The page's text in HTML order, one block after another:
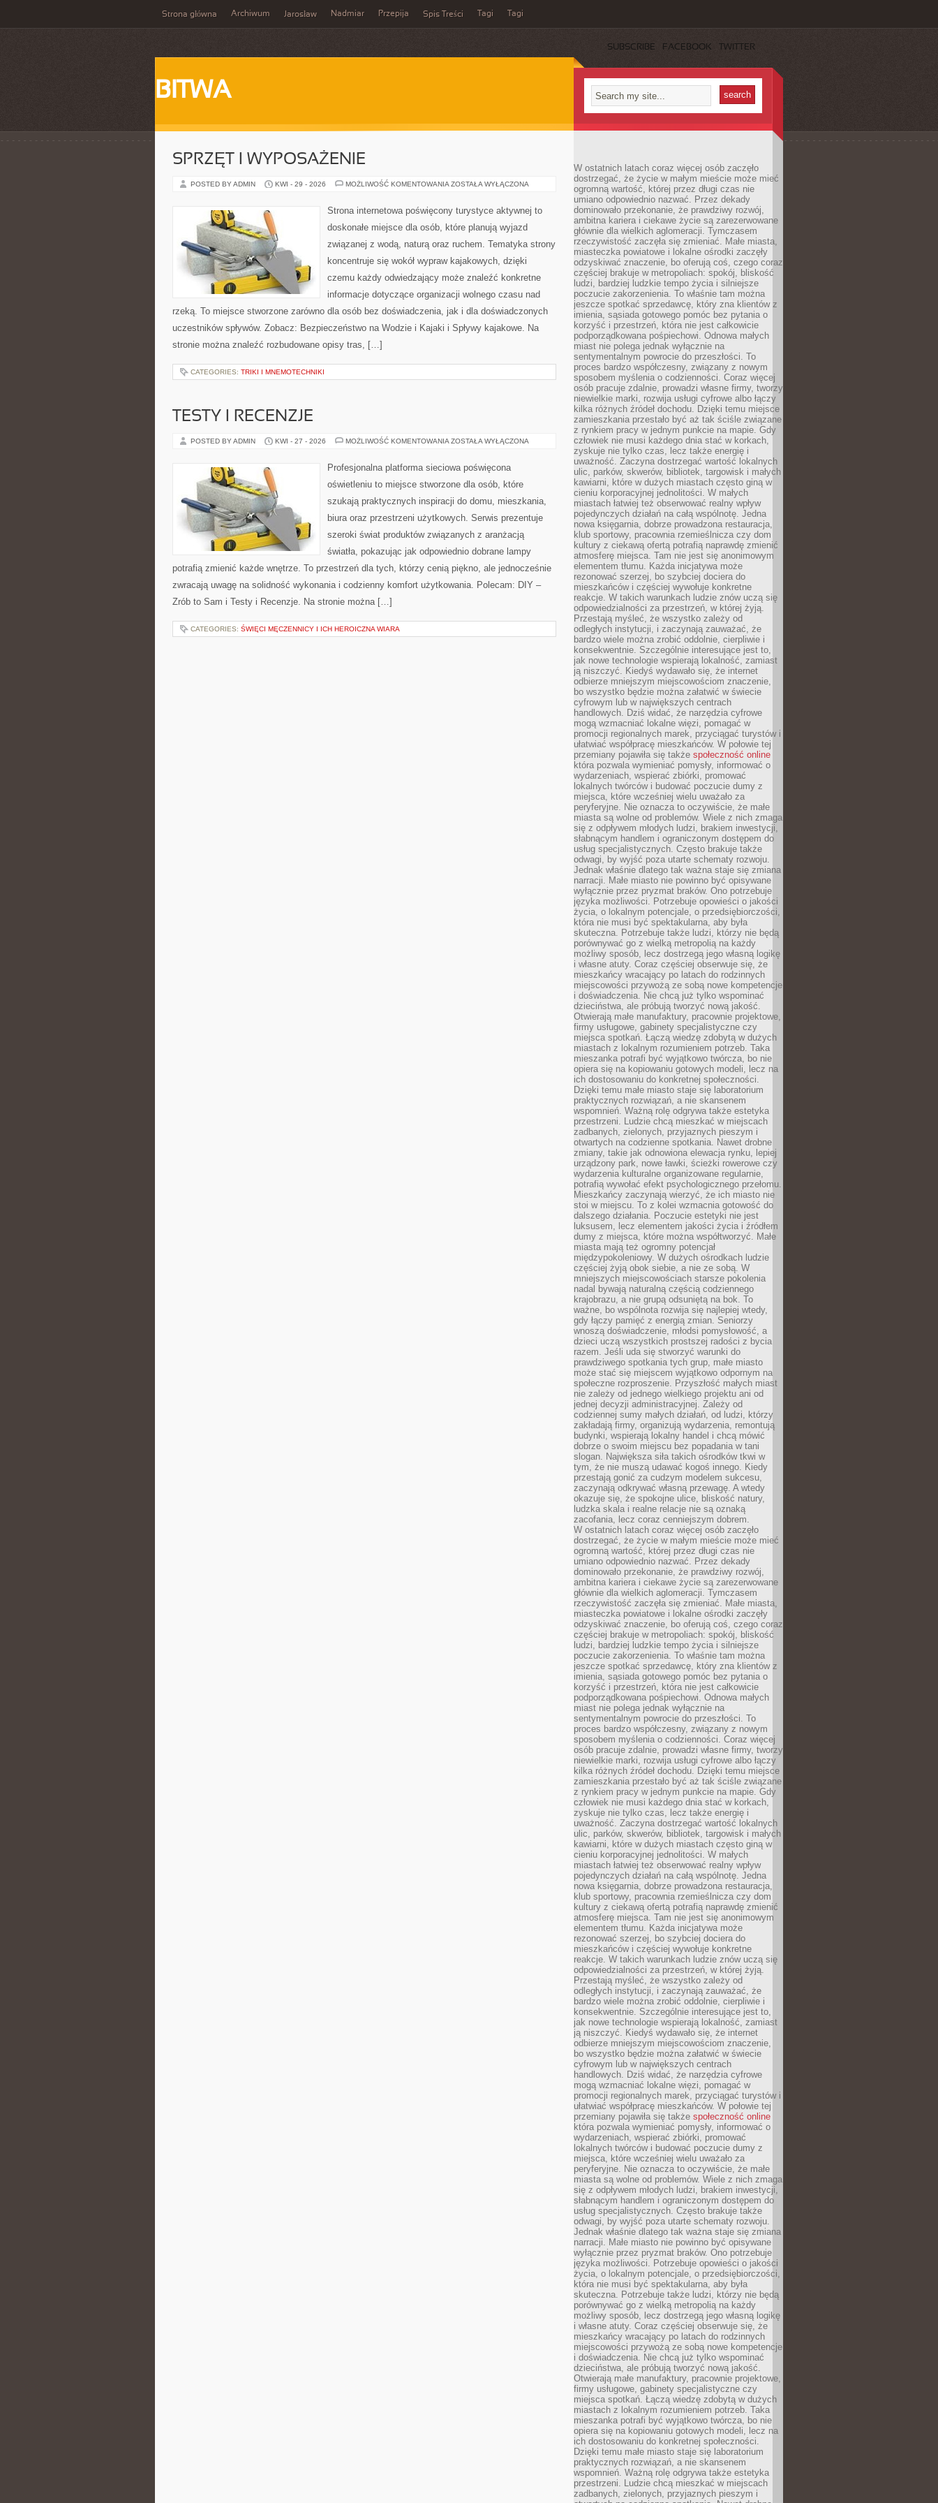
Strona główna Archiwum Jarosław Nadmiar Przepija Spis Treści Tagi Tagi
SUBSCRIBE FACEBOOK TWITTER
BITWA
SPRZĘT I WYPOSAŻENIE
POSTED BY ADMIN KWI - 29 - 2026 MOŻLIWOŚĆ KOMENTOWANIA SPRZĘT
ZOSTAŁA WYŁĄCZONA
Strona internetowa poświęcony turystyce aktywnej to
doskonałe miejsce dla osób, które planują wyjazd
związanej z wodą, naturą oraz ruchem. Tematyka strony
koncentruje się wokół wypraw kajakowych, dzięki
czemu każdy odwiedzający może znaleźć konkretne
informacje dotyczące organizacji wolnego czasu nad
rzeką. To miejsce stworzone zarówno dla osób bez doświadczenia, jak i dla doświadczonych
uczestników spływów. Zobacz: Bezpieczeństwo na Wodzie i Kajaki i Spływy kajakowe. Na
stronie można znaleźć rozbudowane opisy tras, […]
CATEGORIES: TRIKI I MNEMOTECHNIKI
TESTY I RECENZJE
POSTED BY ADMIN KWI - 27 - 2026 MOŻLIWOŚĆ KOMENTOWANIA TESTY
ZOSTAŁA WYŁĄCZONA
Profesjonalna platforma sieciowa poświęcona
oświetleniu to miejsce stworzone dla osób, które
szukają praktycznych inspiracji do domu, mieszkania,
biura oraz przestrzeni użytkowych. Serwis prezentuje
szeroki świat produktów związanych z aranżacją
światła, pokazując jak odpowiednio dobrane lampy
potrafią zmienić każde wnętrze. To przestrzeń dla tych, którzy cenią piękno, ale jednocześnie
zwracają uwagę na solidność wykonania i codzienny komfort użytkowania. Polecam: DIY –
Zrób to Sam i Testy i Recenzje. Na stronie można […]
CATEGORIES: ŚWIĘCI MĘCZENNICY I ICH HEROICZNA WIARA
W ostatnich latach coraz więcej osób zaczęło
dostrzegać, że życie w małym mieście może mieć
ogromną wartość, której przez długi czas nie
umiano odpowiednio nazwać. Przez dekady
dominowało przekonanie, że prawdziwy rozwój,
ambitna kariera i ciekawe życie są zarezerwowane
głównie dla wielkich aglomeracji. Tymczasem
rzeczywistość zaczęła się zmieniać. Małe miasta,
miasteczka powiatowe i lokalne ośrodki zaczęły
odzyskiwać znaczenie, bo oferują coś, czego coraz
częściej brakuje w metropoliach: spokój, bliskość
ludzi, bardziej ludzkie tempo życia i silniejsze
poczucie zakorzenienia. To właśnie tam można
jeszcze spotkać sprzedawcę, który zna klientów z
imienia, sąsiada gotowego pomóc bez pytania o
korzyść i przestrzeń, która nie jest całkowicie
podporządkowana pośpiechowi. Odnowa małych
miast nie polega jednak wyłącznie na
sentymentalnym powrocie do przeszłości. To
proces bardzo współczesny, związany z nowym
sposobem myślenia o codzienności. Coraz więcej
osób pracuje zdalnie, prowadzi własne firmy, tworzy
niewielkie marki, rozwija usługi cyfrowe albo łączy
kilka różnych źródeł dochodu. Dzięki temu miejsce
zamieszkania przestało być aż tak ściśle związane
z rynkiem pracy w jednym punkcie na mapie. Gdy
człowiek nie musi każdego dnia stać w korkach,
zyskuje nie tylko czas, lecz także energię i
uważność. Zaczyna dostrzegać wartość lokalnych
ulic, parków, skwerów, bibliotek, targowisk i małych
kawiarni, które w dużych miastach często giną w
cieniu korporacyjnej jednolitości. W małych
miastach łatwiej też obserwować realny wpływ
pojedynczych działań na całą wspólnotę. Jedna
nowa księgarnia, dobrze prowadzona restauracja,
klub sportowy, pracownia rzemieślnicza czy dom
kultury z ciekawą ofertą potrafią naprawdę zmienić
atmosferę miejsca. Tam nie jest się anonimowym
elementem tłumu. Każda inicjatywa może
rezonować szerzej, bo szybciej dociera do
mieszkańców i częściej wywołuje konkretne
reakcje. W takich warunkach ludzie znów uczą się
odpowiedzialności za przestrzeń, w której żyją.
Przestają myśleć, że wszystko zależy od
odległych instytucji, i zaczynają zauważać, że
bardzo wiele można zrobić oddolnie, cierpliwie i
konsekwentnie. Szczególnie interesujące jest to,
jak nowe technologie wspierają lokalność, zamiast
ją niszczyć. Kiedyś wydawało się, że internet
odbierze mniejszym miejscowościom znaczenie,
bo wszystko będzie można załatwić w świecie
cyfrowym lub w największych centrach
handlowych. Dziś widać, że narzędzia cyfrowe
mogą wzmacniać lokalne więzi, pomagać w
promocji regionalnych marek, przyciągać turystów i
ułatwiać współpracę mieszkańców. W połowie tej
przemiany pojawiła się także społeczność online
która pozwala wymieniać pomysły, informować o
wydarzeniach, wspierać zbiórki, promować
lokalnych twórców i budować poczucie dumy z
miejsca, które wcześniej wielu uważało za
peryferyjne. Nie oznacza to oczywiście, że małe
miasta są wolne od problemów. Wiele z nich zmaga
się z odpływem młodych ludzi, brakiem inwestycji,
słabnącym handlem i ograniczonym dostępem do
usług specjalistycznych. Często brakuje także
odwagi, by wyjść poza utarte schematy rozwoju.
Jednak właśnie dlatego tak ważna staje się zmiana
narracji. Małe miasto nie powinno być opisywane
wyłącznie przez pryzmat braków. Ono potrzebuje
języka możliwości. Potrzebuje opowieści o jakości
życia, o lokalnym potencjale, o przedsiębiorczości,
która nie musi być spektakularna, aby była
skuteczna. Potrzebuje także ludzi, którzy nie będą
porównywać go z wielką metropolią na każdy
możliwy sposób, lecz dostrzegą jego własną logikę
i własne atuty. Coraz częściej obserwuje się, że
mieszkańcy wracający po latach do rodzinnych
miejscowości przywożą ze sobą nowe kompetencje
i doświadczenia. Nie chcą już tylko wspominać
dzieciństwa, ale próbują tworzyć nową jakość.
Otwierają małe manufaktury, pracownie projektowe,
firmy usługowe, gabinety specjalistyczne czy
miejsca spotkań. Łączą wiedzę zdobytą w dużych
miastach z lokalnym rozumieniem potrzeb. Taka
mieszanka potrafi być wyjątkowo twórcza, bo nie
opiera się na kopiowaniu gotowych modeli, lecz na
ich dostosowaniu do konkretnej społeczności.
Dzięki temu małe miasto staje się laboratorium
praktycznych rozwiązań, a nie skansenem
wspomnień. Ważną rolę odgrywa także estetyka
przestrzeni. Ludzie chcą mieszkać w miejscach
zadbanych, zielonych, przyjaznych pieszym i
otwartych na codzienne spotkania. Nawet drobne
zmiany, takie jak odnowiona elewacja rynku, lepiej
urządzony park, nowe ławki, ścieżki rowerowe czy
wydarzenia kulturalne organizowane regularnie,
potrafią wywołać efekt psychologicznego przełomu.
Mieszkańcy zaczynają wierzyć, że ich miasto nie
stoi w miejscu. To z kolei wzmacnia gotowość do
dalszego działania. Poczucie estetyki nie jest
luksusem, lecz elementem jakości życia i źródłem
dumy z miejsca, które można współtworzyć. Małe
miasta mają też ogromny potencjał
międzypokoleniowy. W dużych ośrodkach ludzie
częściej żyją obok siebie, a nie ze sobą. W
mniejszych miejscowościach starsze pokolenia
nadal bywają naturalną częścią codziennego
krajobrazu, a nie grupą odsuniętą na bok. To
ważne, bo wspólnota rozwija się najlepiej wtedy,
gdy łączy pamięć z energią zmian. Seniorzy
wnoszą doświadczenie, młodsi pomysłowość, a
dzieci uczą wszystkich prostszej radości z bycia
razem. Jeśli uda się stworzyć warunki do
prawdziwego spotkania tych grup, małe miasto
może stać się miejscem wyjątkowo odpornym na
społeczne rozproszenie. Przyszłość małych miast
nie zależy od jednego wielkiego projektu ani od
jednej decyzji administracyjnej. Zależy od
codziennej sumy małych działań, od ludzi, którzy
zakładają firmy, organizują wydarzenia, remontują
budynki, wspierają lokalny handel i chcą mówić
dobrze o swoim miejscu bez popadania w tani
slogan. Największa siła takich ośrodków tkwi w
tym, że nie muszą udawać kogoś innego. Kiedy
przestają gonić za cudzym modelem sukcesu,
zaczynają odkrywać własną przewagę. A wtedy
okazuje się, że spokojne ulice, bliskość natury,
ludzka skala i realne relacje nie są oznaką
zacofania, lecz coraz cenniejszym dobrem.
W ostatnich latach coraz więcej osób zaczęło
dostrzegać, że życie w małym mieście może mieć
ogromną wartość, której przez długi czas nie
umiano odpowiednio nazwać. Przez dekady
dominowało przekonanie, że prawdziwy rozwój,
ambitna kariera i ciekawe życie są zarezerwowane
głównie dla wielkich aglomeracji. Tymczasem
rzeczywistość zaczęła się zmieniać. Małe miasta,
miasteczka powiatowe i lokalne ośrodki zaczęły
odzyskiwać znaczenie, bo oferują coś, czego coraz
częściej brakuje w metropoliach: spokój, bliskość
ludzi, bardziej ludzkie tempo życia i silniejsze
poczucie zakorzenienia. To właśnie tam można
jeszcze spotkać sprzedawcę, który zna klientów z
imienia, sąsiada gotowego pomóc bez pytania o
korzyść i przestrzeń, która nie jest całkowicie
podporządkowana pośpiechowi. Odnowa małych
miast nie polega jednak wyłącznie na
sentymentalnym powrocie do przeszłości. To
proces bardzo współczesny, związany z nowym
sposobem myślenia o codzienności. Coraz więcej
osób pracuje zdalnie, prowadzi własne firmy, tworzy
niewielkie marki, rozwija usługi cyfrowe albo łączy
kilka różnych źródeł dochodu. Dzięki temu miejsce
zamieszkania przestało być aż tak ściśle związane
z rynkiem pracy w jednym punkcie na mapie. Gdy
człowiek nie musi każdego dnia stać w korkach,
zyskuje nie tylko czas, lecz także energię i
uważność. Zaczyna dostrzegać wartość lokalnych
ulic, parków, skwerów, bibliotek, targowisk i małych
kawiarni, które w dużych miastach często giną w
cieniu korporacyjnej jednolitości. W małych
miastach łatwiej też obserwować realny wpływ
pojedynczych działań na całą wspólnotę. Jedna
nowa księgarnia, dobrze prowadzona restauracja,
klub sportowy, pracownia rzemieślnicza czy dom
kultury z ciekawą ofertą potrafią naprawdę zmienić
atmosferę miejsca. Tam nie jest się anonimowym
elementem tłumu. Każda inicjatywa może
rezonować szerzej, bo szybciej dociera do
mieszkańców i częściej wywołuje konkretne
reakcje. W takich warunkach ludzie znów uczą się
odpowiedzialności za przestrzeń, w której żyją.
Przestają myśleć, że wszystko zależy od
odległych instytucji, i zaczynają zauważać, że
bardzo wiele można zrobić oddolnie, cierpliwie i
konsekwentnie. Szczególnie interesujące jest to,
jak nowe technologie wspierają lokalność, zamiast
ją niszczyć. Kiedyś wydawało się, że internet
odbierze mniejszym miejscowościom znaczenie,
bo wszystko będzie można załatwić w świecie
cyfrowym lub w największych centrach
handlowych. Dziś widać, że narzędzia cyfrowe
mogą wzmacniać lokalne więzi, pomagać w
promocji regionalnych marek, przyciągać turystów i
ułatwiać współpracę mieszkańców. W połowie tej
przemiany pojawiła się także społeczność online
która pozwala wymieniać pomysły, informować o
wydarzeniach, wspierać zbiórki, promować
lokalnych twórców i budować poczucie dumy z
miejsca, które wcześniej wielu uważało za
peryferyjne. Nie oznacza to oczywiście, że małe
miasta są wolne od problemów. Wiele z nich zmaga
się z odpływem młodych ludzi, brakiem inwestycji,
słabnącym handlem i ograniczonym dostępem do
usług specjalistycznych. Często brakuje także
odwagi, by wyjść poza utarte schematy rozwoju.
Jednak właśnie dlatego tak ważna staje się zmiana
narracji. Małe miasto nie powinno być opisywane
wyłącznie przez pryzmat braków. Ono potrzebuje
języka możliwości. Potrzebuje opowieści o jakości
życia, o lokalnym potencjale, o przedsiębiorczości,
która nie musi być spektakularna, aby była
skuteczna. Potrzebuje także ludzi, którzy nie będą
porównywać go z wielką metropolią na każdy
możliwy sposób, lecz dostrzegą jego własną logikę
i własne atuty. Coraz częściej obserwuje się, że
mieszkańcy wracający po latach do rodzinnych
miejscowości przywożą ze sobą nowe kompetencje
i doświadczenia. Nie chcą już tylko wspominać
dzieciństwa, ale próbują tworzyć nową jakość.
Otwierają małe manufaktury, pracownie projektowe,
firmy usługowe, gabinety specjalistyczne czy
miejsca spotkań. Łączą wiedzę zdobytą w dużych
miastach z lokalnym rozumieniem potrzeb. Taka
mieszanka potrafi być wyjątkowo twórcza, bo nie
opiera się na kopiowaniu gotowych modeli, lecz na
ich dostosowaniu do konkretnej społeczności.
Dzięki temu małe miasto staje się laboratorium
praktycznych rozwiązań, a nie skansenem
wspomnień. Ważną rolę odgrywa także estetyka
przestrzeni. Ludzie chcą mieszkać w miejscach
zadbanych, zielonych, przyjaznych pieszym i